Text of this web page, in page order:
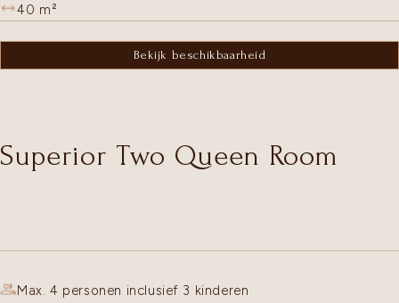
40 m²
Bekijk beschikbaarheid
Superior Two Queen Room
Max. 4 personen inclusief 3 kinderen